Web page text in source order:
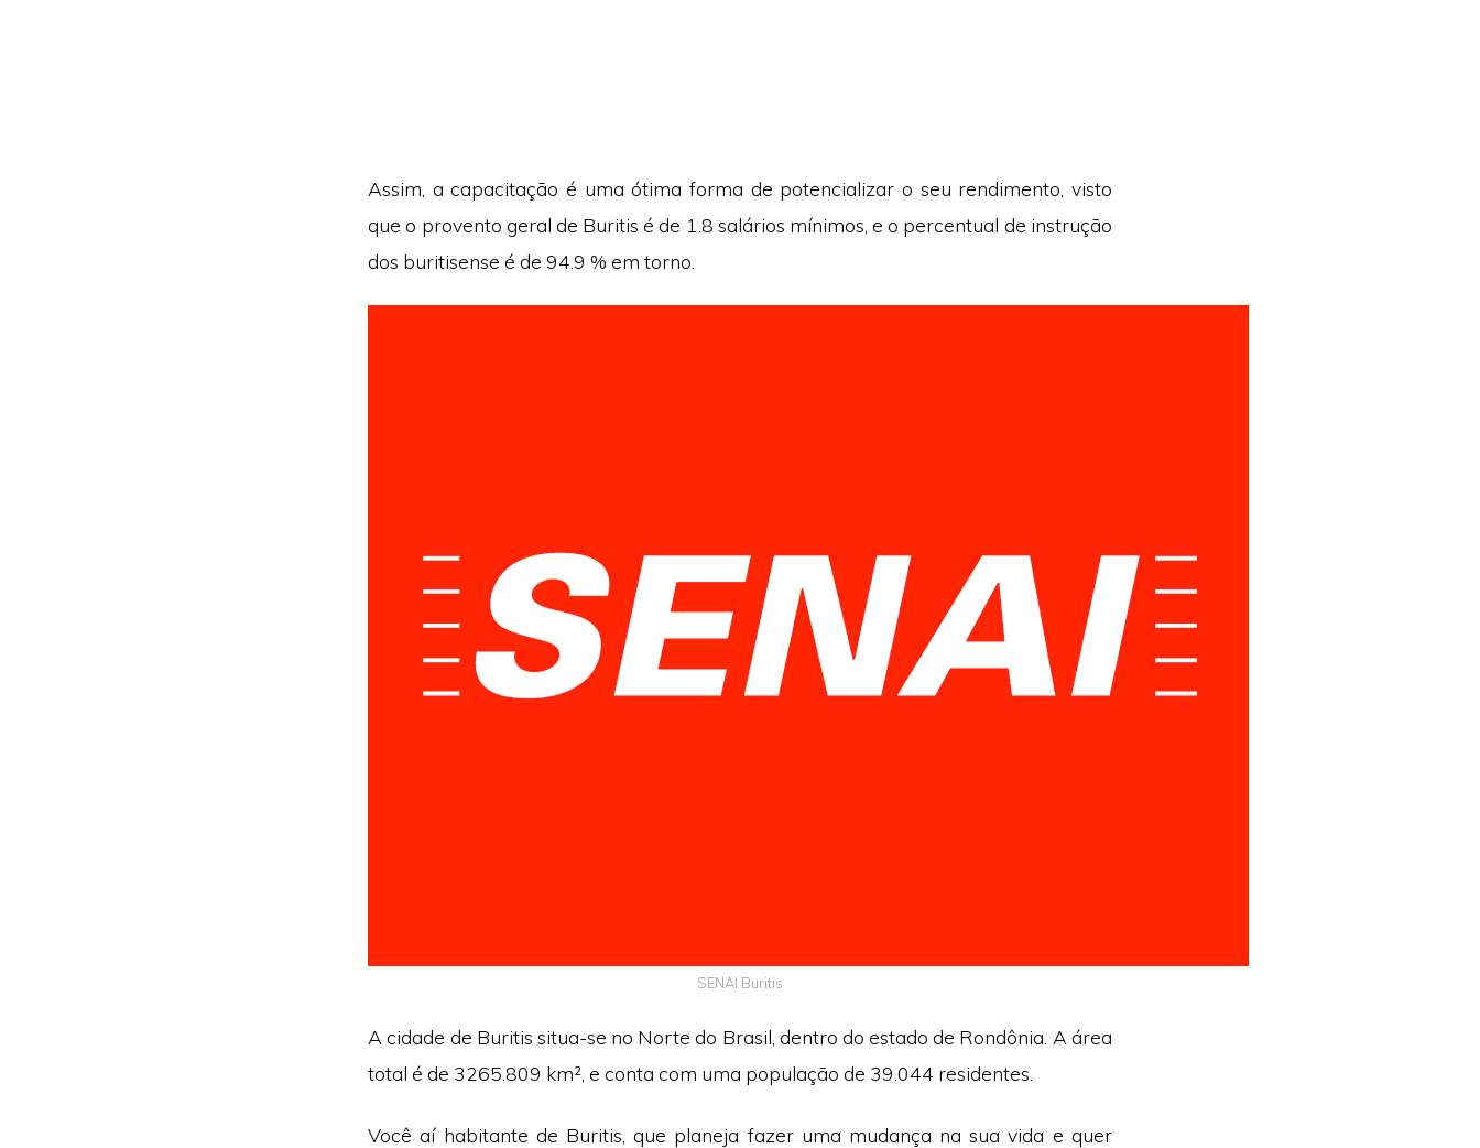
Assim, a capacitação é uma ótima forma de potencializar o seu rendimento, visto
que o provento geral de Buritis é de 1.8 salários mínimos, e o percentual de instrução
dos buritisense é de 94.9 % em torno.
SENAI Buritis
A cidade de Buritis situa-se no Norte do Brasil, dentro do estado de Rondônia. A área
total é de 3265.809 km², e conta com uma população de 39.044 residentes.
Você aí habitante de Buritis, que planeja fazer uma mudança na sua vida e quer